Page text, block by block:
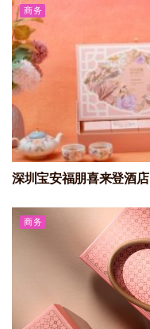
商务
深圳宝安福朋喜来登酒店
商务